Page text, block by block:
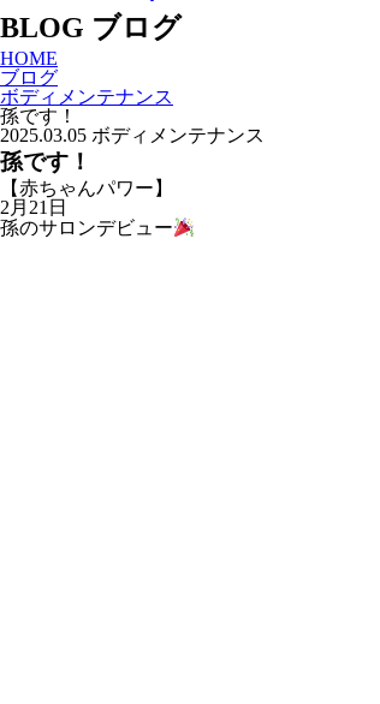
BLOG ブログ
HOME
ブログ
ボディメンテナンス
孫です！
2025.03.05 ボディメンテナンス
孫です！
【赤ちゃんパワー】
2月21日
孫のサロンデビュー